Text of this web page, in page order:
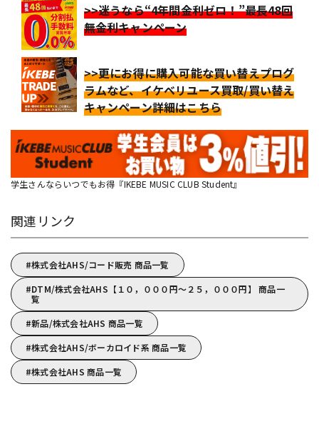
>>迷うなら“4年間金利ゼロ！”最長48回
無金利キャンペーン
>>更にお得に購入可能な買い替えプログ
ラムなど、イケベリユース買取/買い替え
キャンペーン詳細はこちら
学生さんならいつでもお得『IKEBE MUSIC CLUB Student』
関連リンク
株式会社AHS/コード販売 商品一覧
DTM/株式会社AHS【１０，０００円～２５，０００円】 商品一
覧
新品/株式会社AHS 商品一覧
株式会社AHS/ボーカロイド系 商品一覧
株式会社AHS 商品一覧